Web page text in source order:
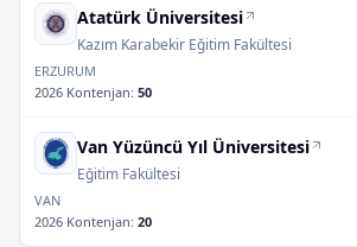
Atatürk Üniversitesi
Kazım Karabekir Eğitim Fakültesi
ERZURUM
2026 Kontenjan: 50
Van Yüzüncü Yıl Üniversitesi
Eğitim Fakültesi
VAN
2026 Kontenjan: 20